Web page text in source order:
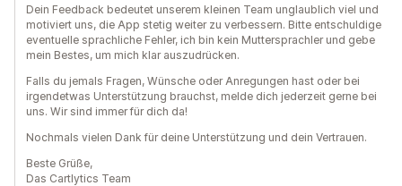
Dein Feedback bedeutet unserem kleinen Team unglaublich viel und
motiviert uns, die App stetig weiter zu verbessern. Bitte entschuldige
eventuelle sprachliche Fehler, ich bin kein Muttersprachler und gebe
mein Bestes, um mich klar auszudrücken.
Falls du jemals Fragen, Wünsche oder Anregungen hast oder bei
irgendetwas Unterstützung brauchst, melde dich jederzeit gerne bei
uns. Wir sind immer für dich da!
Nochmals vielen Dank für deine Unterstützung und dein Vertrauen.
Beste Grüße,
Das Cartlytics Team